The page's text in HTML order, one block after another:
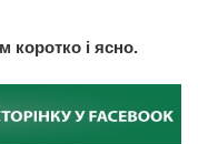
коротко і ясно.